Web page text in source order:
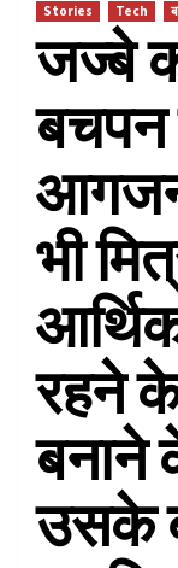
Stories Tech
जज्बे
बचपन
भी
रहने
बनाने
उसके